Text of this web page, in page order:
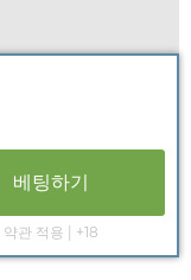
베팅하기
약관 적용 | +18